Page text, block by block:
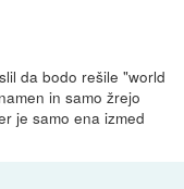
da bodo rešile "world
in samo žrejo
je samo ena izmed